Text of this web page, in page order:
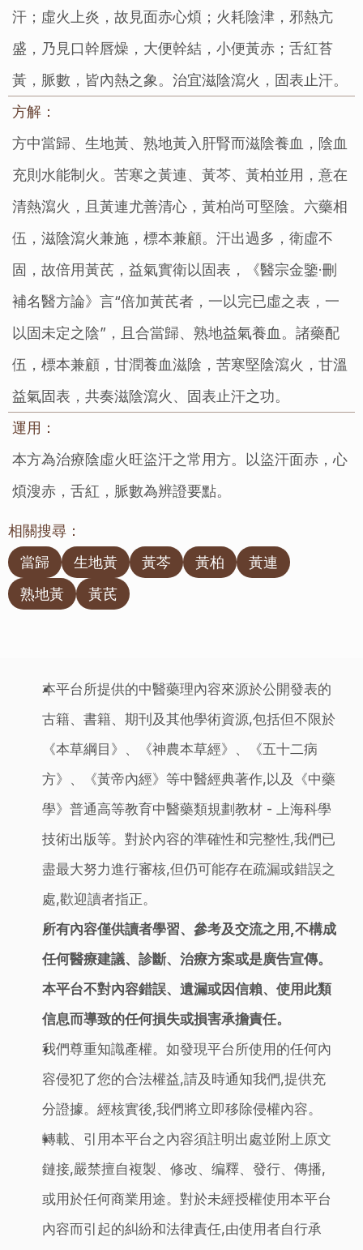
汗；虛火上炎，故見面赤心煩；火耗陰津，邪熱亢
盛，乃見口幹唇燥，大便幹結，小便黃赤；舌紅苔
黃，脈數，皆內熱之象。治宜滋陰瀉火，固表止汗。
方解：
方中當歸、生地黃、熟地黃入肝腎而滋陰養血，陰血
充則水能制火。苦寒之黃連、黃芩、黃柏並用，意在
清熱瀉火，且黃連尤善清心，黃柏尚可堅陰。六藥相
伍，滋陰瀉火兼施，標本兼顧。汗出過多，衛虛不
固，故倍用黃芪，益氣實衛以固表，《醫宗金鑒·刪
補名醫方論》言“倍加黃芪者，一以完已虛之表，一
以固未定之陰”，且合當歸、熟地益氣養血。諸藥配
伍，標本兼顧，甘潤養血滋陰，苦寒堅陰瀉火，甘溫
益氣固表，共奏滋陰瀉火、固表止汗之功。
運用：
本方為治療陰虛火旺盜汗之常用方。以盜汗面赤，心
煩溲赤，舌紅，脈數為辨證要點。
相關搜尋：
當歸
生地黃 黃芩 黃柏
黃連
熟地黃
黃芪
本平台所提供的中醫藥理內容來源於公開發表的
古籍、書籍、期刊及其他學術資源,包括但不限於
《本草綱目》、《神農本草經》、《五十二病
方》、《黃帝內經》等中醫經典著作,以及《中藥
學》普通高等教育中醫藥類規劃教材 - 上海科學
技術出版等。對於內容的準確性和完整性,我們已
盡最大努力進行審核,但仍可能存在疏漏或錯誤之
處,歡迎讀者指正。
所有內容僅供讀者學習、參考及交流之用,不構成
任何醫療建議、診斷、治療方案或是廣告宣傳。
本平台不對內容錯誤、遺漏或因信賴、使用此類
信息而導致的任何損失或損害承擔責任。
我們尊重知識產權。如發現平台所使用的任何內
容侵犯了您的合法權益,請及時通知我們,提供充
分證據。經核實後,我們將立即移除侵權內容。
轉載、引用本平台之內容須註明出處並附上原文
鏈接,嚴禁擅自複製、修改、编釋、發行、傳播,
或用於任何商業用途。對於未經授權使用本平台
內容而引起的糾紛和法律責任,由使用者自行承